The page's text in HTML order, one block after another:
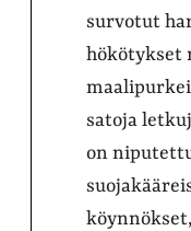
survotut
hökötykset
satoja
on